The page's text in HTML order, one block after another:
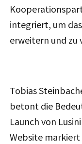
integriert, um
erweitern und zu
Tobias
betont die
Launch von
Website